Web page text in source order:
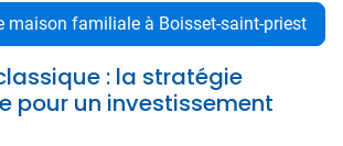
maison familiale à Boisset-saint-priest
: la stratégie
pour un investissement